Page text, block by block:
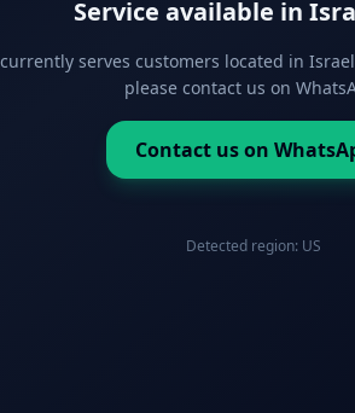
Service available in
currently serves customers located in
please contact us on
Contact us on
Detected region: US